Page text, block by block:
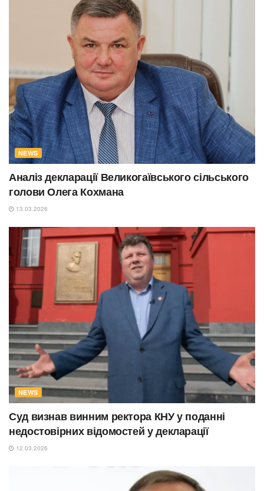
NEWS
Аналіз декларації Великогаївського сільського
голови Олега Кохмана
13.03.2026
NEWS
Суд визнав винним ректора КНУ у поданні
недостовірних відомостей у декларації
12.03.2026